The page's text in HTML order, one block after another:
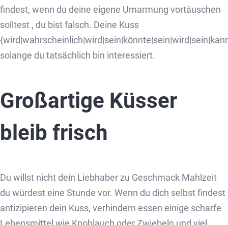
findest, wenn du deine eigene Umarmung vortäuschen
solltest , du bist falsch. Deine Kuss
solange du tatsächlich bin interessiert.
Großartige Küsser
bleib frisch
Du willst nicht dein Liebhaber zu Geschmack Mahlzeit
du würdest eine Stunde vor. Wenn du dich selbst findest
antizipieren dein Kuss, verhindern essen einige scharfe